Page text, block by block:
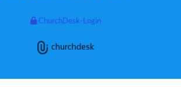
ChurchDesk-Login